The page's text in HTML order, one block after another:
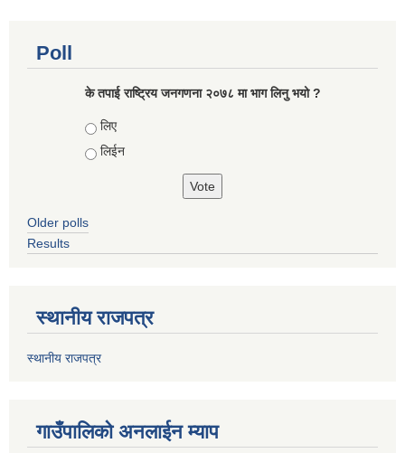
Poll
के तपाई राष्ट्रिय जनगणना २०७८ मा भाग लिनु भयो ?
Choices
लिए
लिईन
Older polls
Results
स्थानीय राजपत्र
स्थानीय राजपत्र
गाउँपालिको अनलाईन म्याप